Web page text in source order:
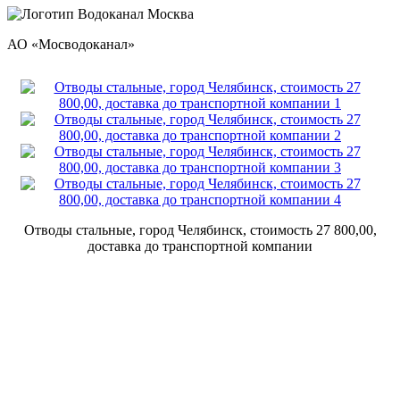
АО «Мосводоканал»
Отводы стальные, город Челябинск, стоимость 27 800,00,
доставка до транспортной компании